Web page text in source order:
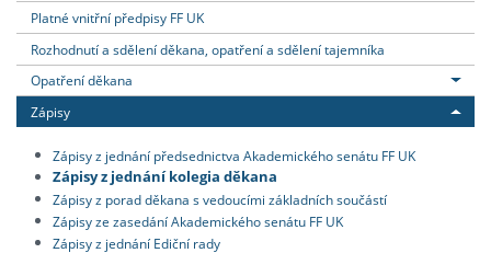
Platné vnitřní předpisy FF UK
Rozhodnutí a sdělení děkana, opatření a sdělení tajemníka
Opatření děkana
Zápisy
Zápisy z jednání předsednictva Akademického senátu FF UK
Zápisy z jednání kolegia děkana
Zápisy z porad děkana s vedoucími základních součástí
Zápisy ze zasedání Akademického senátu FF UK
Zápisy z jednání Ediční rady